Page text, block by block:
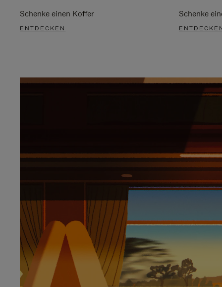
Schenke einen Koffer
ENTDECKEN
Schenke